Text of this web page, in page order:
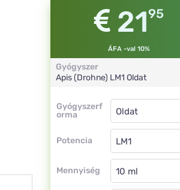
2195
ÁFA -val 10%
Gyógyszer
Apis (Drohne) LM1 Oldat
Gyógyszerf
orma
Gyógyszerforma
Potencia
Oldat
LM1
Mennyiség
Oldat